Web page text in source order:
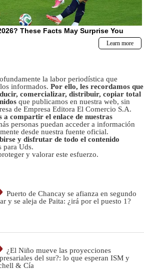
la labor periodística que
informados. Por ello, les recordamos que
comercializar, distribuir, copiar total
que publicamos en nuestra web, sin
de Empresa Editora El Comercio S.A.
a compartir el enlace de nuestras
personas puedan acceder a información
desde nuestra fuente oficial.
y disfrutar de todo el contenido
para Uds.
y valorar este esfuerzo.
Puerto de Chancay se afianza en segundo
y se aleja de Paita: ¿irá por el puesto 1?
¿El Niño mueve las proyecciones
del sur?: lo que esperan ISM y
& Cía